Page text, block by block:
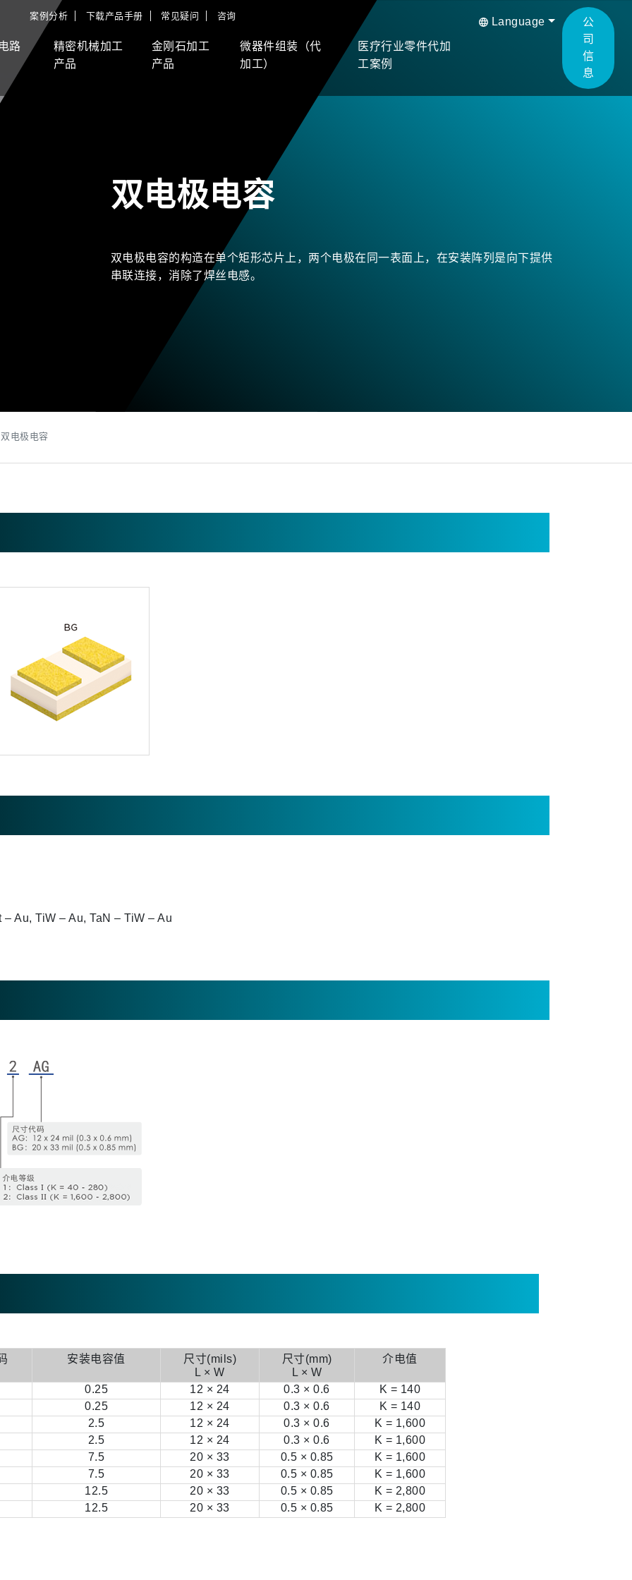
路
精密机械加工
产品
金刚石加工
产品
微器件组装（代
加工）
医疗行业零件代加
工案例
Language
公
司
信
息
案例分析 下载产品手册 常见疑问 咨询
双电极电容
双电极电容的构造在单个矩形芯片上，两个电极在同一表面上，在安装阵列是向下提供
串联连接，消除了焊丝电感。
双电极电容
Au, TiW – Au, TaN – TiW – Au
安装电容值
尺寸(mils)
L × W
尺寸(mm)
L × W
介电值
0.25 12 × 24 0.3 × 0.6
K = 140
0.25
12 × 24 0.3 × 0.6
K = 140
2.5
12 × 24 0.3 × 0.6
K = 1,600
2.5
12 × 24 0.3 × 0.6
K = 1,600
7.5
20 × 33 0.5 × 0.85
K = 1,600
7.5
20 × 33 0.5 × 0.85
K = 1,600
12.5
20 × 33 0.5 × 0.85
K = 2,800
12.5
20 × 33 0.5 × 0.85 K = 2,800